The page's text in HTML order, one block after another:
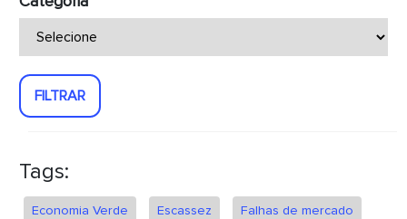
FILTRAR
Tags:
Economia Verde Escassez Falhas de mercado